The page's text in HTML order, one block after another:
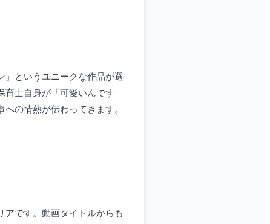
」というユニークな作品が選
育士自身が「可愛いんです
の情熱が伝わってきます。
アです。動画タイトルからも